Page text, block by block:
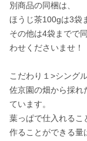
別商品の同梱は、
ほうじ茶100gは3袋
その他は4袋までで
わせくださいませ！
こだわり１>シング
佐京園の畑から採れ
ています。
葉っぱで仕入れるこ
作ることができる量